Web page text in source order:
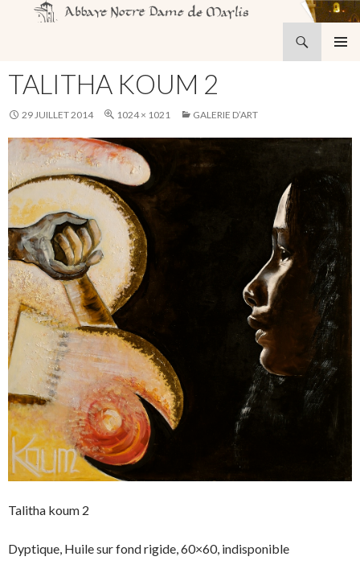
AU
CONTENU
TALITHA KOUM 2
29 JUILLET 2014 1024 × 1021 GALERIE D’ART
Talitha koum 2
Dyptique, Huile sur fond rigide, 60×60, indisponible